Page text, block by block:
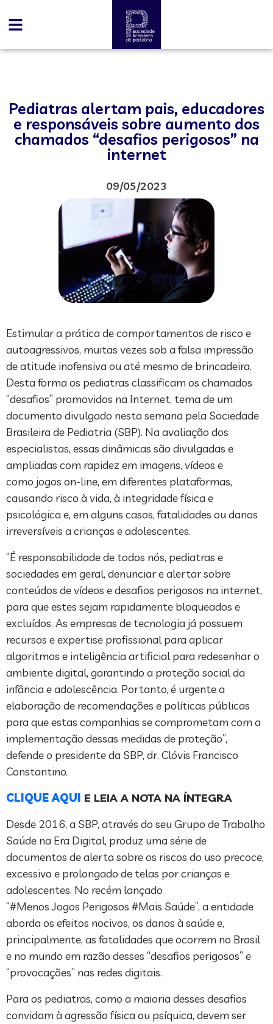
Pediatras alertam pais, educadores
e responsáveis sobre aumento dos
chamados “desafios perigosos” na
internet
09/05/2023
Estimular a prática de comportamentos de risco e
autoagressivos, muitas vezes sob a falsa impressão
de atitude inofensiva ou até mesmo de brincadeira.
Desta forma os pediatras classificam os chamados
“desafios” promovidos na Internet, tema de um
documento divulgado nesta semana pela Sociedade
Brasileira de Pediatria (SBP). Na avaliação dos
especialistas, essas dinâmicas são divulgadas e
ampliadas com rapidez em imagens, vídeos e
como jogos on-line, em diferentes plataformas,
causando risco à vida, à integridade física e
psicológica e, em alguns casos, fatalidades ou danos
irreversíveis a crianças e adolescentes.
“É responsabilidade de todos nós, pediatras e
sociedades em geral, denunciar e alertar sobre
conteúdos de vídeos e desafios perigosos na internet,
para que estes sejam rapidamente bloqueados e
excluídos. As empresas de tecnologia já possuem
recursos e expertise profissional para aplicar
algoritmos e inteligência artificial para redesenhar o
ambiente digital, garantindo a proteção social da
infância e adolescência. Portanto, é urgente a
elaboração de recomendações e políticas públicas
para que estas companhias se comprometam com a
implementação dessas medidas de proteção”,
defende o presidente da SBP, dr. Clóvis Francisco
Constantino.
CLIQUE AQUI E LEIA A NOTA NA ÍNTEGRA
Desde 2016, a SBP, através do seu Grupo de Trabalho
Saúde na Era Digital, produz uma série de
documentos de alerta sobre os riscos do uso precoce,
excessivo e prolongado de telas por crianças e
adolescentes. No recém lançado
“#Menos Jogos Perigosos #Mais Saúde”, a entidade
aborda os efeitos nocivos, os danos à saúde e,
principalmente, as fatalidades que ocorrem no Brasil
e no mundo em razão desses “desafios perigosos” e
“provocações” nas redes digitais.
Para os pediatras, como a maioria desses desafios
convidam à agressão física ou psíquica, devem ser